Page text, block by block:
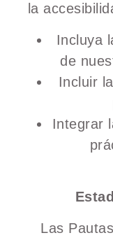
la
Incluya
de
Incluir
Integrar
Las